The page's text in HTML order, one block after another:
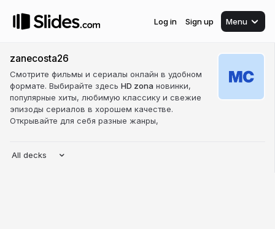
Log in Sign up Menu
zanecosta26
Смотрите фильмы и сериалы онлайн в удобном
формате. Выбирайте здесь HD zona новинки,
популярные хиты, любимую классику и свежие
эпизоды сериалов в хорошем качестве.
Открывайте для себя разные жанры,
All decks